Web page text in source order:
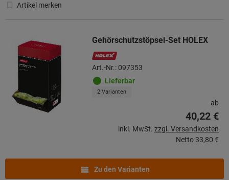
Artikel merken
Gehörschutzstöpsel-Set HOLEX
Art.-Nr.: 097353
Lieferbar
2 Varianten
ab
40,22 €
inkl. MwSt. zzgl. Versandkosten
Netto 33,80 €
Zu den Varianten